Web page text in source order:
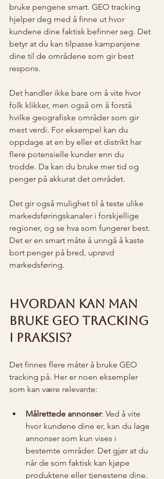
bruke pengene smart. GEO tracking
hjelper deg med å finne ut hvor
kundene dine faktisk befinner seg. Det
betyr at du kan tilpasse kampanjene
dine til de områdene som gir best
respons.
Det handler ikke bare om å vite hvor
folk klikker, men også om å forstå
hvilke geografiske områder som gir
mest verdi. For eksempel kan du
oppdage at en by eller et distrikt har
flere potensielle kunder enn du
trodde. Da kan du bruke mer tid og
penger på akkurat det området.
Det gir også mulighet til å teste ulike
markedsføringskanaler i forskjellige
regioner, og se hva som fungerer best.
Det er en smart måte å unngå å kaste
bort penger på bred, uprøvd
markedsføring.
Hvordan kan man
bruke GEO tracking
i praksis?
Det finnes flere måter å bruke GEO
tracking på. Her er noen eksempler
som kan være relevante:
Målrettede annonser: Ved å vite
hvor kundene dine er, kan du lage
annonser som kun vises i
bestemte områder. Det gjør at du
når de som faktisk kan kjøpe
produktene eller tjenestene dine.